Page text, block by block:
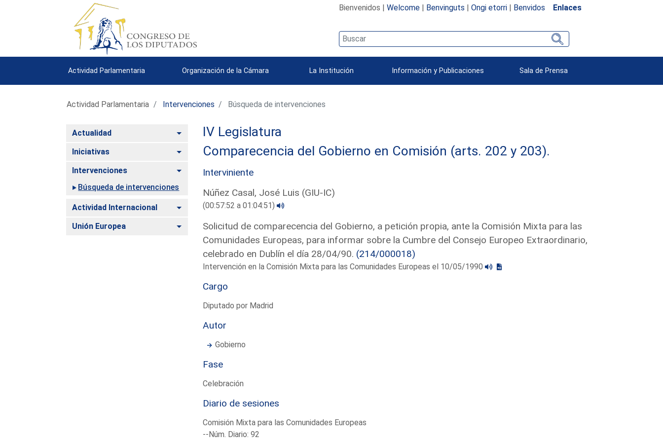
Bienvenidos | Welcome| Benvinguts | Ongi etorri| Benvidos Enlaces
Actividad Parlamentaria Organización de la Cámara La Institución Información y Publicaciones Sala de Prensa
Actividad Parlamentaria Intervenciones Búsqueda de intervenciones
Actualidad Alternar
Iniciativas Alternar
Intervenciones
Alternar
Búsqueda de intervenciones
Actividad Internacional Alternar
Unión Europea Alternar
IV Legislatura
Comparecencia del Gobierno en Comisión (arts. 202 y 203).
Interviniente
Núñez Casal, José Luis (GIU-IC)
(00:57:52 a 01:04:51)
Solicitud de comparecencia del Gobierno, a petición propia, ante la Comisión Mixta para las
Comunidades Europeas, para informar sobre la Cumbre del Consejo Europeo Extraordinario,
celebrado en Dublín el día 28/04/90. (214/000018)
Intervención en la Comisión Mixta para las Comunidades Europeas el 10/05/1990
Cargo
Diputado por Madrid
Autor
Gobierno
Fase
Celebración
Diario de sesiones
Comisión Mixta para las Comunidades Europeas
--Núm. Diario: 92